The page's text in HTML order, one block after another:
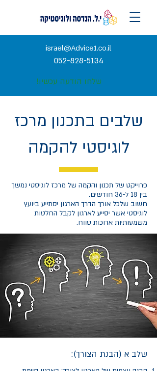
israel@Advice1.co.il
052-828-5134
שלחו הודעה עכשיו!
שלבים בתכנון מרכז
לוגיסטי להקמה
פרוייקט של תכנון והקמה של מרכז לוגיסטי נמשך
בין 18 ל-36 חודשים.
חשוב שלכל אורך הדרך הארגון יסתייע ביועץ
לוגיסטי אשר יסייע לארגון לקבל החלטות
משמעותיות ארוכות טווח.
שלב א (הבנת הצורך):